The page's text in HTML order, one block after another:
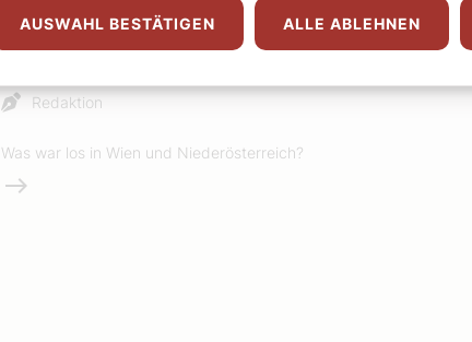
Rückblick 18
Redaktion
Was war los in Wien und Niederösterreich?
Weiterlesen
AUSWAHL BESTÄTIGEN ALLE ABLEHNEN